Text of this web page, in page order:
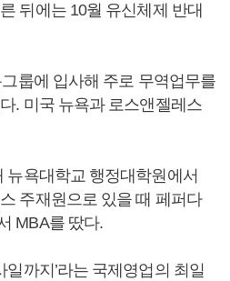
뒤에는 10월 유신체제 반대
룹에 입사해 주로 무역업무를
. 미국 뉴욕과 로스앤젤레스
뉴욕대학교 행정대학원에서
주재원으로 있을 때 페퍼다
MBA를 땄다.
일까지’라는 국제영업의 최일